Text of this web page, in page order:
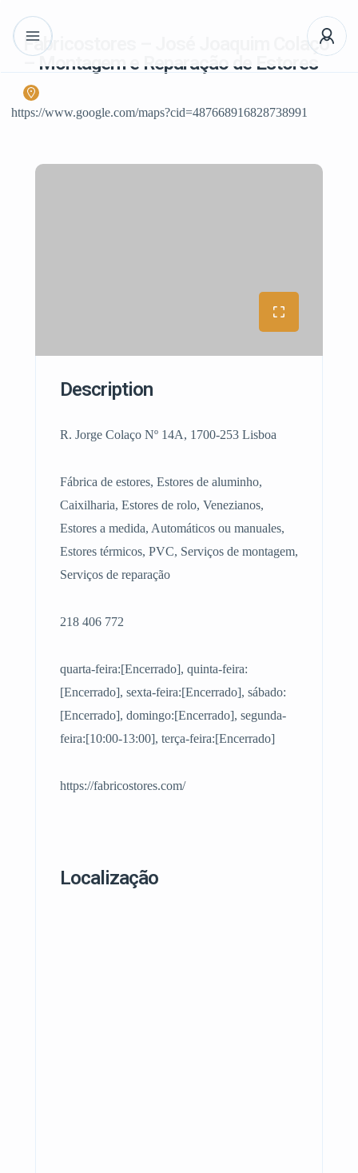
Fabricostores – José Joaquim Colaço
– Montagem e Reparação de Estores
https://www.google.com/maps?cid=487668916828738991
Description
R. Jorge Colaço Nº 14A, 1700-253 Lisboa
Fábrica de estores, Estores de aluminho,
Caixilharia, Estores de rolo, Venezianos,
Estores a medida, Automáticos ou manuales,
Estores térmicos, PVC, Serviços de montagem,
Serviços de reparação
218 406 772
quarta-feira:[Encerrado], quinta-feira:
[Encerrado], sexta-feira:[Encerrado], sábado:
[Encerrado], domingo:[Encerrado], segunda-
feira:[10:00-13:00], terça-feira:[Encerrado]
https://fabricostores.com/
Localização